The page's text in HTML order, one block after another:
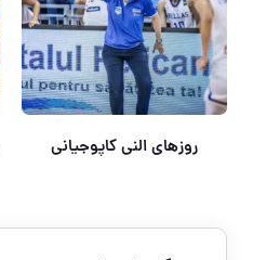
روزهای النی کاپوجیانی